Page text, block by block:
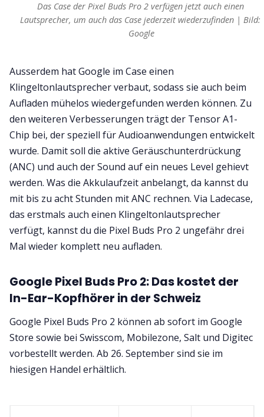
Das Case der Pixel Buds Pro 2 verfügen jetzt auch einen
Lautsprecher, um auch das Case jederzeit wiederzufinden | Bild:
Google
Ausserdem hat Google im Case einen
Klingeltonlautsprecher verbaut, sodass sie auch beim
Aufladen mühelos wiedergefunden werden können. Zu
den weiteren Verbesserungen trägt der Tensor A1-
Chip bei, der speziell für Audioanwendungen entwickelt
wurde. Damit soll die aktive Geräuschunterdrückung
(ANC) und auch der Sound auf ein neues Level gehievt
werden. Was die Akkulaufzeit anbelangt, da kannst du
mit bis zu acht Stunden mit ANC rechnen. Via Ladecase,
das erstmals auch einen Klingeltonlautsprecher
verfügt, kannst du die Pixel Buds Pro 2 ungefähr drei
Mal wieder komplett neu aufladen.
Google Pixel Buds Pro 2: Das kostet der
In-Ear-Kopfhörer in der Schweiz
Google Pixel Buds Pro 2 können ab sofort im Google
Store sowie bei Swisscom, Mobilezone, Salt und Digitec
vorbestellt werden. Ab 26. September sind sie im
hiesigen Handel erhältlich.